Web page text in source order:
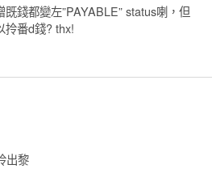
錢都變左”PAYABLE” status喇，但
拎番d錢? thx!
出黎